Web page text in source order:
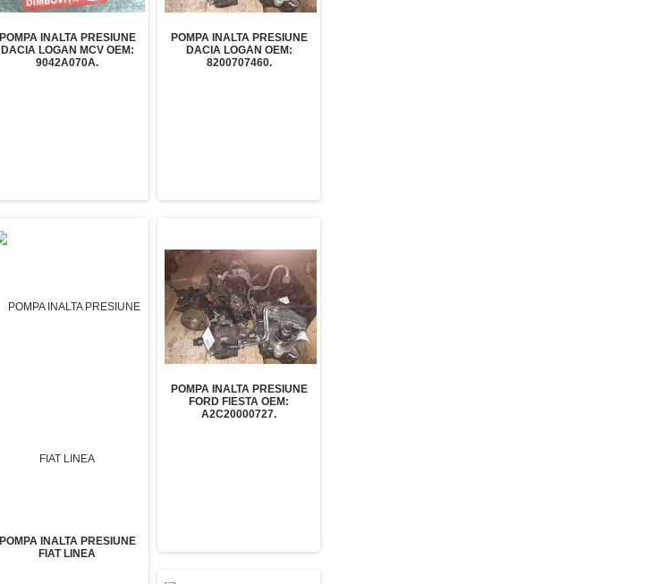
POMPA INALTA PRESIUNE
DACIA LOGAN MCV OEM:
9042A070A.
POMPA INALTA PRESIUNE
DACIA LOGAN OEM:
8200707460.
POMPA INALTA PRESIUNE
FIAT LINEA
POMPA INALTA PRESIUNE
FORD FIESTA OEM:
A2C20000727.